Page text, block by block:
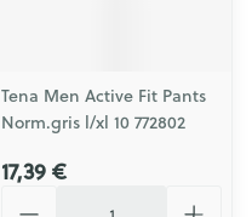
Tena Men Active Fit Pants
Norm.gris l/xl 10 772802
17,39 €